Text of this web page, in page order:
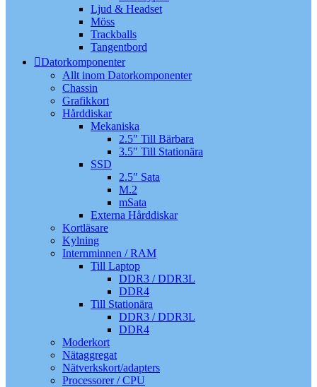
Ljud & Headset
Möss
Trackballs
Tangentbord
Datorkomponenter
Allt inom Datorkomponenter
Chassin
Grafikkort
Hårddiskar
Mekaniska
2.5″ Till Bärbara
3.5″ Till Stationära
SSD
2.5″ Sata
M.2
mSata
Externa Hårddiskar
Kortläsare
Kylning
Internminnen / RAM
Till Laptop
DDR3 / DDR3L
DDR4
Till Stationära
DDR3 / DDR3L
DDR4
Moderkort
Nätaggregat
Nätverkskort/adapters
Processorer / CPU